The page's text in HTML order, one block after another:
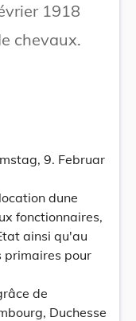
1918
chevaux.
9. Februar
dune
fonctionnaires,
ainsi qu'au
primaires pour
de
Duchesse